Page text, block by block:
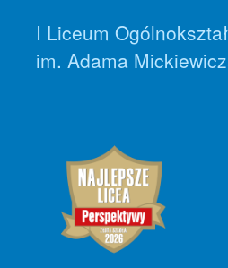
I Liceum
im. Adama